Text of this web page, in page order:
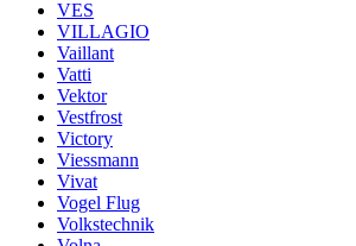
VES
VILLAGIO
Vaillant
Vatti
Vektor
Vestfrost
Victory
Viessmann
Vivat
Vogel Flug
Volkstechnik